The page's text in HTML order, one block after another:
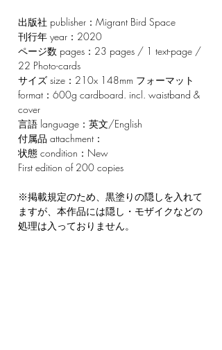
出版社 publisher：Migrant Bird Space
刊行年 year：2020
ページ数 pages：23 pages / 1 text-page /
22 Photo-cards
サイズ size：210x 148mm フォーマット
format：600g cardboard. incl. waistband &
cover
言語 language：英文/English
付属品 attachment：
状態 condition：New
First edition of 200 copies
※掲載規定のため、黒塗りの隠しを入れて
ますが、本作品には隠し・モザイクなどの
処理は入っておりません。